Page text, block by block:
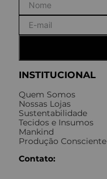
INSTITUCIONAL
Quem Somos
Nossas Lojas
Sustentabilidade
Tecidos e Insumos
Mankind
Produção Consciente
Contato: